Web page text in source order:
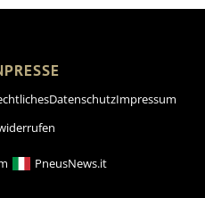
DatenschutzImpressum
PneusNews.it